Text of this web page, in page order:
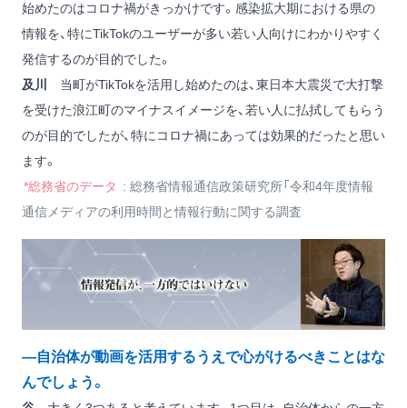
始めたのはコロナ禍がきっかけです。感染拡大期における県の
情報を、特にTikTokのユーザーが多い若い人向けにわかりやすく
発信するのが目的でした。
及川
当町がTikTokを活用し始めたのは、東日本大震災で大打撃
を受けた浪江町のマイナスイメージを、若い人に払拭してもらう
のが目的でしたが、特にコロナ禍にあっては効果的だったと思い
ます。
*総務省のデータ : 総務省情報通信政策研究所「令和4年度情報
通信メディアの利用時間と情報行動に関する調査
―自治体が動画を活用するうえで心がけるべきことはな
んでしょう。